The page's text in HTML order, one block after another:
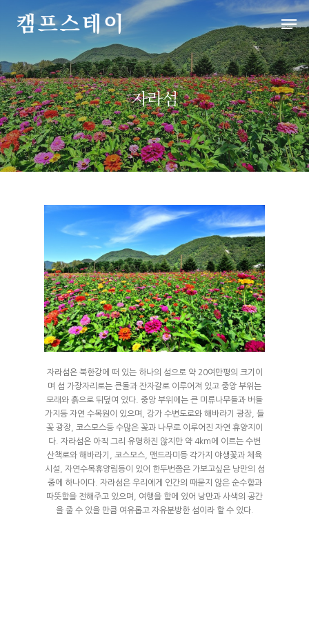
Hit enter to search or ESC to close
자라섬
자라섬은 북한강에 떠 있는 하나의 섬으로 약 20여만평의 크기이
며 섬 가장자리로는 큰돌과 잔자갈로 이루어져 있고 중앙 부위는
모래와 흙으로 뒤덮여 있다. 중앙 부위에는 큰 미류나무들과 버들
가지등 자연 수목원이 있으며, 강가 수변도로와 해바라기 광장, 들
꽃 광장, 코스모스등 수많은 꽃과 나무로 이루어진 자연 휴양지이
다. 자라섬은 아직 그리 유명하진 않지만 약 4km에 이르는 수변
산책로와 해바라기, 코스모스, 맨드라미등 각가지 야생꽃과 체육
시설, 자연수목휴양림등이 있어 한두번쯤은 가보고싶은 낭만의 섬
중에 하나이다. 자라섬은 우리에게 인간의 때묻지 않은 순수함과
따뜻함을 전해주고 있으며, 여행을 함에 있어 낭만과 사색의 공간
을 줄 수 있을 만큼 여유롭고 자유분방한 섬이라 할 수 있다.
처음으로
배치도
인사말
배치도
객실&사이트
파쇄석
데크
풀타프 에어존
에코하우스
프리미엄 오토캠핑
프리미엄 화이트
스페셜
수영장
계곡
트렘폴린
예약안내
예약안내
실시간예약
여행지
오시는길